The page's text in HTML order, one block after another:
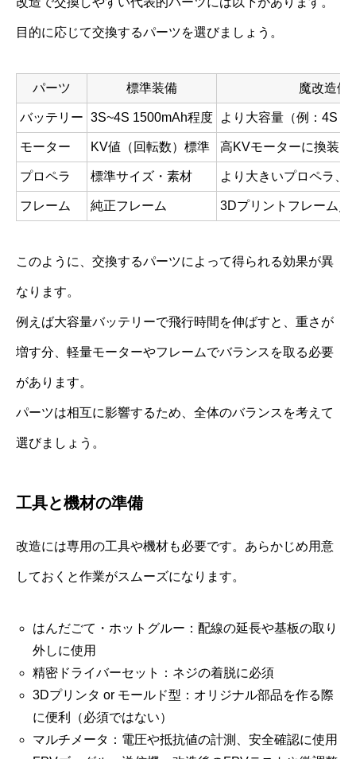
目的に応じて交換するパーツを選びましょう。
パーツ 標準装備 魔改造例
バッテリー 3S~4S 1500mAh程度 より大容量（例：4S
モーター KV値（回転数）標準 高KVモーターに換装
プロペラ 標準サイズ・素材 より大きいプロペラ、
フレーム 純正フレーム 3Dプリントフレーム／
このように、交換するパーツによって得られる効果が異
なります。
例えば大容量バッテリーで飛行時間を伸ばすと、重さが
増す分、軽量モーターやフレームでバランスを取る必要
があります。
パーツは相互に影響するため、全体のバランスを考えて
選びましょう。
工具と機材の準備
改造には専用の工具や機材も必要です。あらかじめ用意
しておくと作業がスムーズになります。
はんだごて・ホットグルー：配線の延長や基板の取り
外しに使用
精密ドライバーセット：ネジの着脱に必須
3Dプリンタ or モールド型：オリジナル部品を作る際
に便利（必須ではない）
マルチメータ：電圧や抵抗値の計測、安全確認に使用